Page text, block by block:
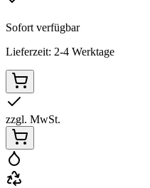
Sofort verfügbar
Lieferzeit: 2-4 Werktage
zzgl. MwSt.